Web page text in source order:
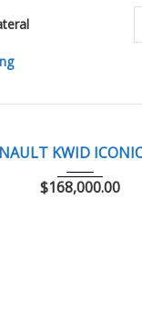
KWID
$168,000.00